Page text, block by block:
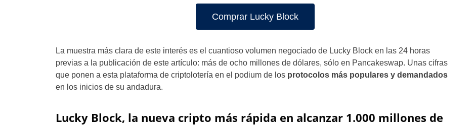
Comprar Lucky Block
La muestra más clara de este interés es el cuantioso volumen negociado de Lucky Block en las 24 horas
previas a la publicación de este artículo: más de ocho millones de dólares, sólo en Pancakeswap. Unas cifras
que ponen a esta plataforma de criptolotería en el podium de los protocolos más populares y demandados
en los inicios de su andadura.
Lucky Block, la nueva cripto más rápida en alcanzar 1.000 millones de